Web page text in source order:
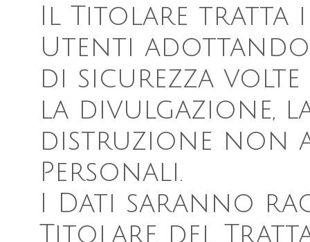
Il Titolare tratta
Utenti
di sicurezza volte
la divulgazione,
distruzione non
Personali.
I Dati saranno
Titolare del